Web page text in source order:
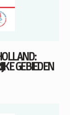
GEBIEDEN